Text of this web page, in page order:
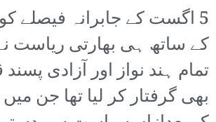
5 اگست کے جابرانہ فیصلے
کے ساتھ ہی بھارتی ریاست
تمام ہند نواز اور آزادی
بھی گرفتار کر لیا تھا جن